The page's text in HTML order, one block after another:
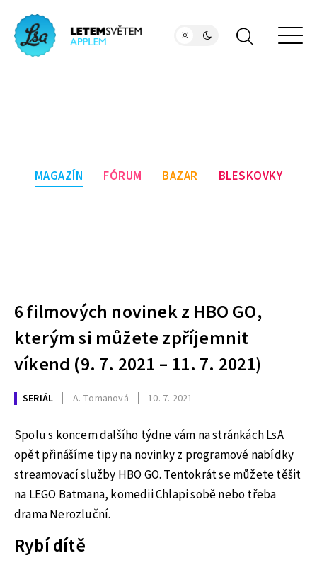
MAGAZÍN FÓRUM BAZAR BLESKOVKY
6 filmových novinek z HBO GO,
kterým si můžete zpříjemnit
víkend (9. 7. 2021 – 11. 7. 2021)
SERIÁL A. Tomanová 10. 7. 2021
Spolu s koncem dalšího týdne vám na stránkách LsA
opět přinášíme tipy na novinky z programové nabídky
streamovací služby HBO GO. Tentokrát se můžete těšit
na LEGO Batmana, komedii Chlapi sobě nebo třeba
drama Nerozluční.
Rybí dítě